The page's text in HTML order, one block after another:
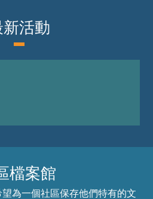
新活動
檔案館
為一個社區保存他們特有的文